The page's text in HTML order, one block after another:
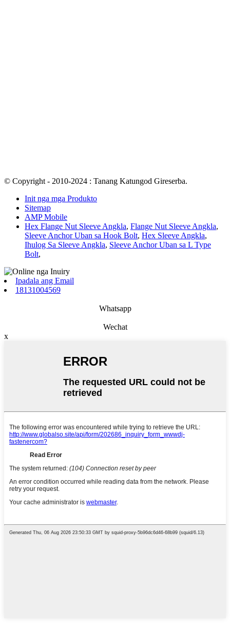
© Copyright - 2010-2024 : Tanang Katungod Gireserba.
Init nga mga Produkto
Sitemap
AMP Mobile
Hex Flange Nut Sleeve Angkla, Flange Nut Sleeve Angkla,
Sleeve Anchor Uban sa Hook Bolt, Hex Sleeve Angkla,
Ihulog Sa Sleeve Angkla, Sleeve Anchor Uban sa L Type
Bolt,
Ipadala ang Email
18131004569
Whatsapp
Wechat
x